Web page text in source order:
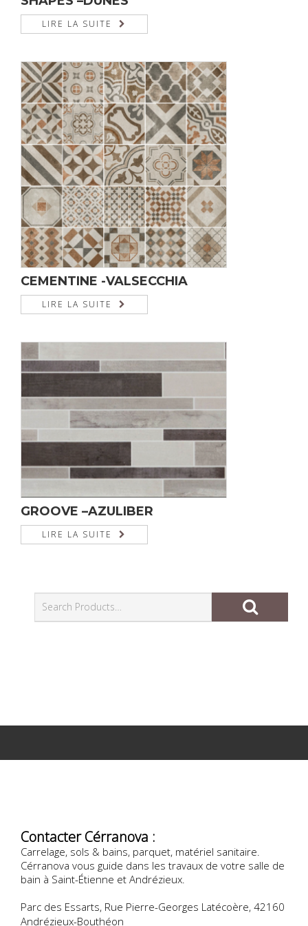
LIRE LA SUITE
CEMENTINE -VALSECCHIA
LIRE LA SUITE
GROOVE –AZULIBER
LIRE LA SUITE
Contacter Cérranova :
Carrelage, sols & bains, parquet, matériel sanitaire.
Cérranova vous guide dans les travaux de votre salle de
bain à Saint-Étienne et Andrézieux.
Parc des Essarts, Rue Pierre-Georges Latécoère, 42160
Andrézieux-Bouthéon